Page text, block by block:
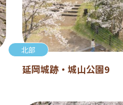
北部
延岡城跡・城山公園9